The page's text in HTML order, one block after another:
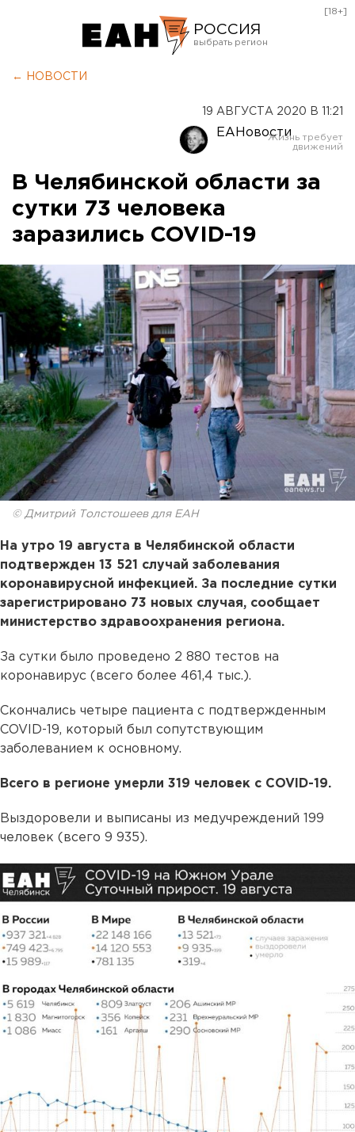
РОССИЯ
Оренбург
[18+]
← НОВОСТИ
19 АВГУСТА 2020 В 11:21
ЕАНовости
В Челябинской области за
сутки 73 человека
заразились COVID-19
© Дмитрий Толстошеев для ЕАН
На утро 19 августа в Челябинской области
подтвержден 13 521 случай заболевания
коронавирусной инфекцией. За последние сутки
зарегистрировано 73 новых случая, сообщает
министерство здравоохранения региона.
За сутки было проведено 2 880 тестов на
коронавирус (всего более 461,4 тыс.).
Скончались четыре пациента с подтвержденным
COVID-19, который был сопутствующим
заболеванием к основному.
Всего в регионе умерли 319 человек с COVID-19.
Выздоровели и выписаны из медучреждений 199
человек (всего 9 935).